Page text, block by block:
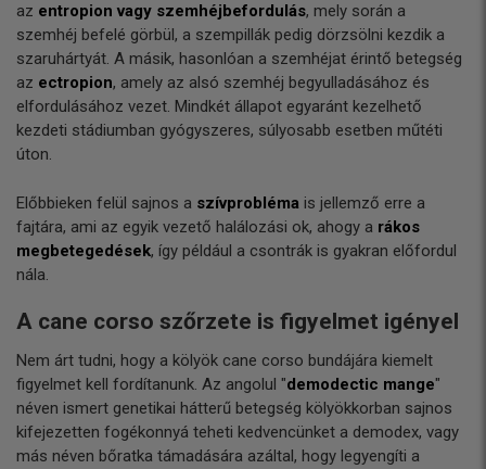
az entropion vagy szemhéjbefordulás, mely során a
szemhéj befelé görbül, a szempillák pedig dörzsölni kezdik a
szaruhártyát. A másik, hasonlóan a szemhéjat érintő betegség
az ectropion, amely az alsó szemhéj begyulladásához és
elfordulásához vezet. Mindkét állapot egyaránt kezelhető
kezdeti stádiumban gyógyszeres, súlyosabb esetben műtéti
úton.
Előbbieken felül sajnos a szívprobléma is jellemző erre a
fajtára, ami az egyik vezető halálozási ok, ahogy a rákos
megbetegedések, így például a csontrák is gyakran előfordul
nála.
A cane corso szőrzete is figyelmet igényel
Nem árt tudni, hogy a kölyök cane corso bundájára kiemelt
figyelmet kell fordítanunk. Az angolul "demodectic mange"
néven ismert genetikai hátterű betegség kölyökkorban sajnos
kifejezetten fogékonnyá teheti kedvencünket a demodex, vagy
más néven bőratka támadására azáltal, hogy legyengíti a